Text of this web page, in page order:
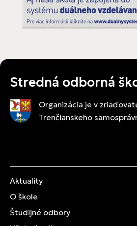
Stredná odborná
Organizácia je v
Trenčianskeho
Aktuality
O škole
Študijné odbory